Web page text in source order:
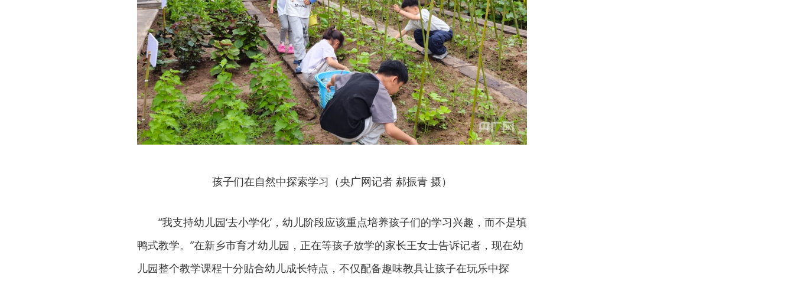
孩子们在自然中探索学习（央广网记者 郝振青 摄）
“我支持幼儿园‘去小学化’，幼儿阶段应该重点培养孩子们的学习兴趣，而不是填
鸭式教学。”在新乡市育才幼儿园，正在等孩子放学的家长王女士告诉记者，现在幼
儿园整个教学课程十分贴合幼儿成长特点，不仅配备趣味教具让孩子在玩乐中探